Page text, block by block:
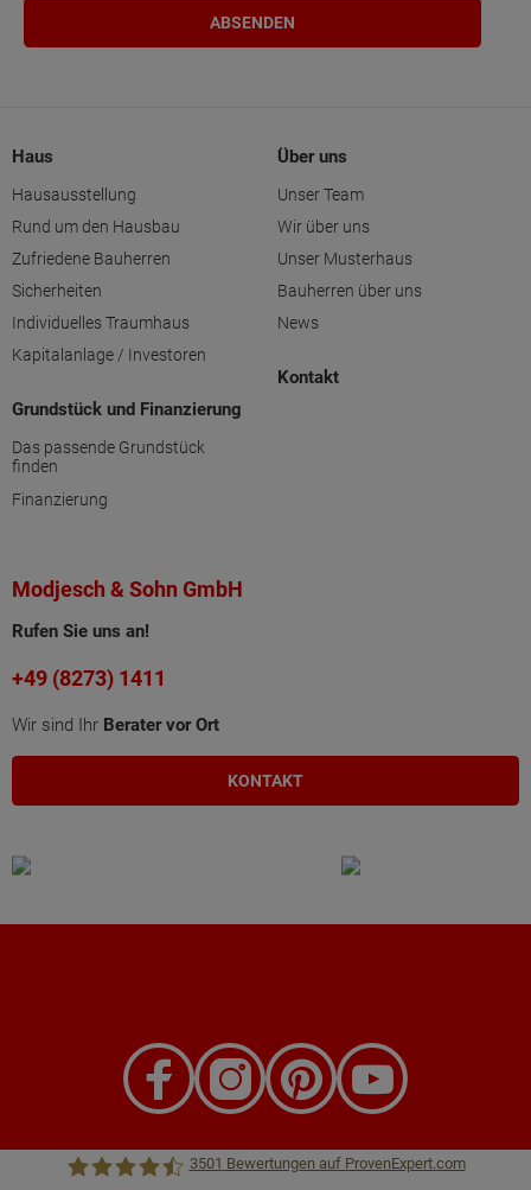
Haus
Hausausstellung
Rund um den Hausbau
Zufriedene Bauherren
Sicherheiten
Individuelles Traumhaus
Kapitalanlage / Investoren
Grundstück und Finanzierung
Das passende Grundstück
finden
Finanzierung
Über uns
Unser Team
Wir über uns
Unser Musterhaus
Bauherren über uns
News
Kontakt
Modjesch & Sohn GmbH
Rufen Sie uns an!
+49 (8273) 1411
Wir sind Ihr Berater vor Ort
KONTAKT
3501 Bewertungen auf ProvenExpert.com